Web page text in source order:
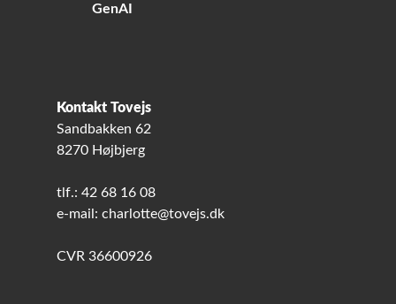
GenAI
Kontakt Tovejs
Sandbakken 62
8270 Højbjerg
tlf.: 42 68 16 08
e-mail: charlotte@tovejs.dk
CVR 36600926